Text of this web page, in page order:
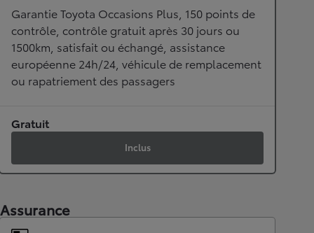
Garantie Toyota Occasions Plus, 150 points de
contrôle, contrôle gratuit après 30 jours ou
1500km, satisfait ou échangé, assistance
européenne 24h/24, véhicule de remplacement
ou rapatriement des passagers
Gratuit
Inclus
Assurance